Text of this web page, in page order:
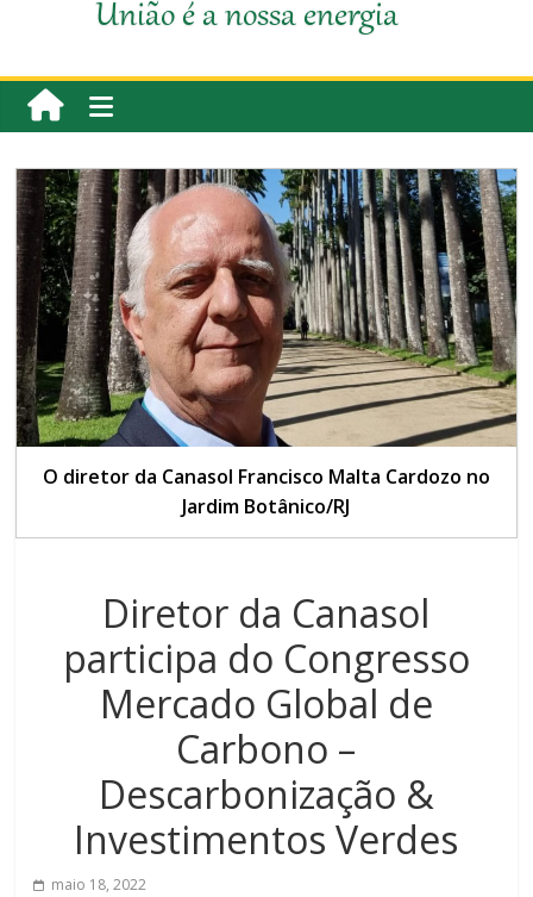
União é a nossa energia
O diretor da Canasol Francisco Malta Cardozo no
Jardim Botânico/RJ
Diretor da Canasol
participa do Congresso
Mercado Global de
Carbono –
Descarbonização &
Investimentos Verdes
maio 18, 2022